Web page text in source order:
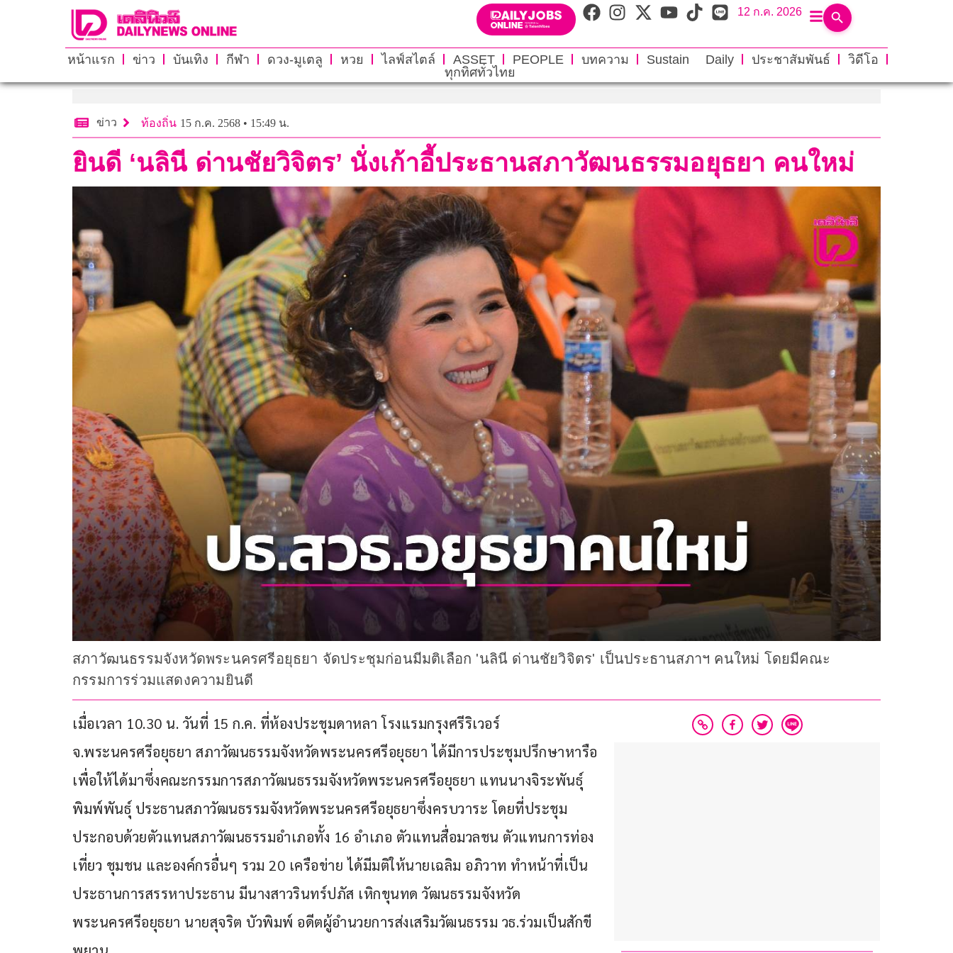
12 ก.ค. 2026
หน้าแรก ข่าว บันเทิง กีฬา ดวง-มูเตลู หวย ไลฟ์สไตล์ ASSET PEOPLE บทความ Sustain Daily ประชาสัมพันธ์
วิดีโอ
ทุกทิศทั่วไทย
ข่าว ท้องถิ่น 15 ก.ค. 2568 • 15:49 น.
ยินดี ‘นลินี ด่านชัยวิจิตร’ นั่งเก้าอี้ประธานสภาวัฒนธรรมอยุธยา คนใหม่
สภาวัฒนธรรมจังหวัดพระนครศรีอยุธยา จัดประชุมก่อนมีมติเลือก 'นลินี ด่านชัยวิจิตร' เป็นประธานสภาฯ คนใหม่ โดยมีคณะ
กรรมการร่วมแสดงความยินดี
เมื่อเวลา 10.30 น. วันที่ 15 ก.ค. ที่ห้องประชุมดาหลา โรงแรมกรุงศรีริเวอร์
จ.พระนครศรีอยุธยา สภาวัฒนธรรมจังหวัดพระนครศรีอยุธยา ได้มีการประชุมปรึกษาหารือ
เพื่อให้ได้มาซึ่งคณะกรรมการสภาวัฒนธรรมจังหวัดพระนครศรีอยุธยา แทนนางจิระพันธุ์
พิมพ์พันธุ์ ประธานสภาวัฒนธรรมจังหวัดพระนครศรีอยุธยาซึ่งครบวาระ โดยที่ประชุม
ประกอบด้วยตัวแทนสภาวัฒนธรรมอำเภอทั้ง 16 อำเภอ ตัวแทนสื่อมวลชน ตัวแทนการท่อง
เที่ยว ชุมชน และองค์กรอื่นๆ รวม 20 เครือข่าย ได้มีมติให้นายเฉลิม อภิวาท ทำหน้าที่เป็น
ประธานการสรรหาประธาน มีนางสาวรินทร์ปภัส เหิกขุนทด วัฒนธรรมจังหวัด
พระนครศรีอยุธยา นายสุจริต บัวพิมพ์ อดีตผู้อำนวยการส่งเสริมวัฒนธรรม วธ.ร่วมเป็นสักขี